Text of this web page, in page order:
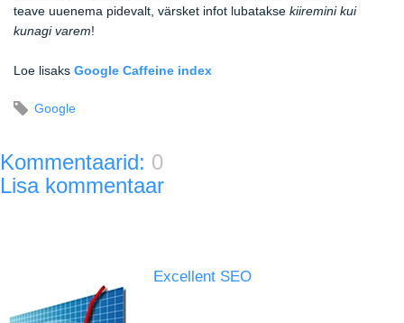
teave uuenema pidevalt, värsket infot lubatakse kiiremini kui
kunagi varem!
Loe lisaks Google Caffeine index
Google
Kommentaarid: 0
Lisa kommentaar
Excellent SEO